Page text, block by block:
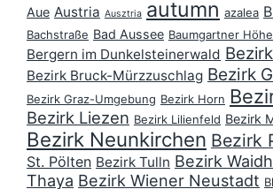
Aue Austria Ausztria autumn azalea
Bachstraße Bad Aussee Baumgartner Höhe
Bergern im Dunkelsteinerwald
Bezirk Bruck-Mürzzuschlag Bezirk
Bezirk Graz-Umgebung Bezirk Horn
Bezirk Liezen Bezirk Lilienfeld Bezirk
Bezirk Neunkirchen Bezirk
St. Pölten Bezirk Tulln Bezirk
Thaya Bezirk Wiener Neustadt